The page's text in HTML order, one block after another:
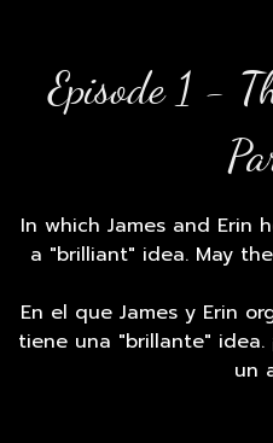
Episode 1 -
In which James and Erin
a "brilliant" idea. May
En el que James y Erin
tiene una "brillante" idea.
un